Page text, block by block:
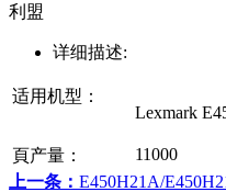
利盟
详细描述:
适用机型：
Lexmark
頁产量：
11000
上一条： E450H21A/